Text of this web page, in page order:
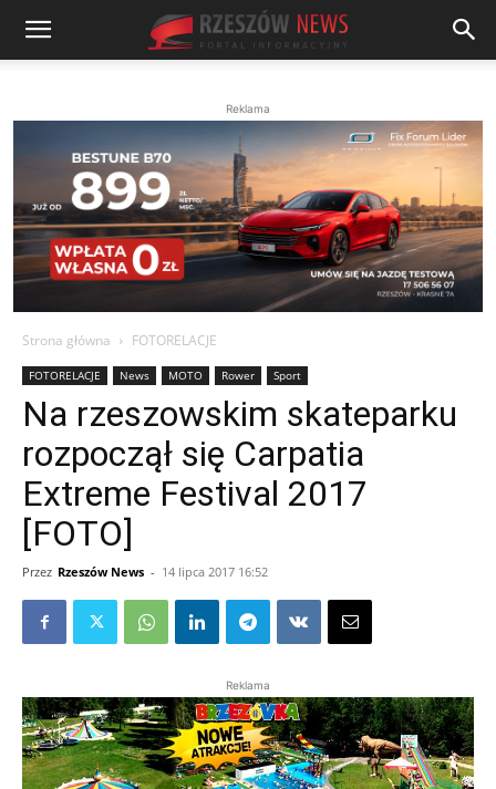
Reklama
Strona główna FOTORELACJE
FOTORELACJE News MOTO Rower Sport
Na rzeszowskim skateparku
rozpoczął się Carpatia
Extreme Festival 2017
[FOTO]
Przez Rzeszów News - 14 lipca 2017 16:52
Reklama